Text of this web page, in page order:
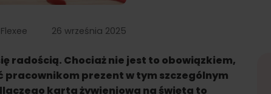
Flexee 26 września 2025
radością. Chociaż nie jest to obowiązkiem,
prezent w tym szczególnym
karta żywieniowa na święta to